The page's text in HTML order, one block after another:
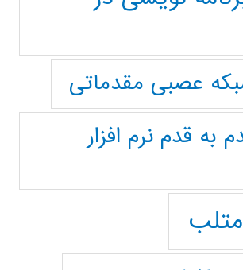
عصبی مقدماتی
به قدم نرم افزار